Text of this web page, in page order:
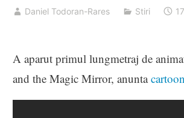
Daniel Todoran-Rares Stiri
A aparut primul lungmetraj de
and the Magic Mirror, anunta